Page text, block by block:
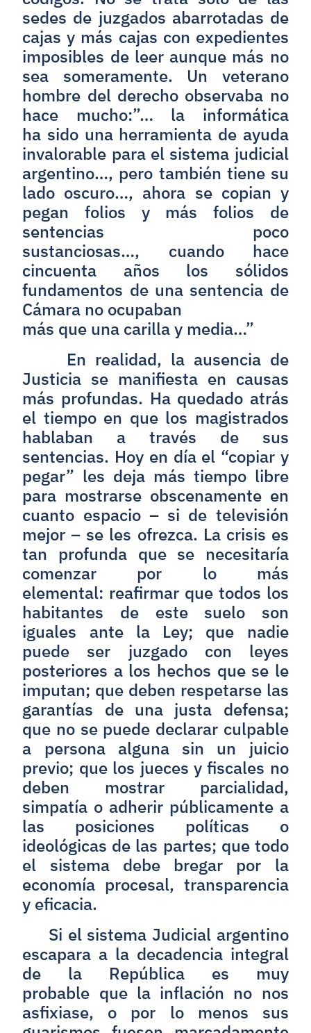
sedes de juzgados abarrotadas de
cajas y más cajas con expedientes
imposibles de leer aunque más no
sea someramente. Un veterano
hombre del derecho observaba no
hace mucho:”… la informática
ha sido una herramienta de ayuda
invalorable para el sistema judicial
argentino…, pero también tiene su
lado oscuro…, ahora se copian y
pegan folios y más folios de
sentencias poco
sustanciosas…, cuando hace
cincuenta años los sólidos
fundamentos de una sentencia de
Cámara no ocupaban
más que una carilla y media…”
En realidad, la ausencia de
Justicia se manifiesta en causas
más profundas. Ha quedado atrás
el tiempo en que los magistrados
hablaban a través de sus
sentencias. Hoy en día el “copiar y
pegar” les deja más tiempo libre
para mostrarse obscenamente en
cuanto espacio – si de televisión
mejor – se les ofrezca. La crisis es
tan profunda que se necesitaría
comenzar por lo más
elemental: reafirmar que todos los
habitantes de este suelo son
iguales ante la Ley; que nadie
puede ser juzgado con leyes
posteriores a los hechos que se le
imputan; que deben respetarse las
garantías de una justa defensa;
que no se puede declarar culpable
a persona alguna sin un juicio
previo; que los jueces y fiscales no
deben mostrar parcialidad,
simpatía o adherir públicamente a
las posiciones políticas o
ideológicas de las partes; que todo
el sistema debe bregar por la
economía procesal, transparencia
y eficacia.
Si el sistema Judicial argentino
escapara a la decadencia integral
de la República es muy
probable que la inflación no nos
asfixiase, o por lo menos sus